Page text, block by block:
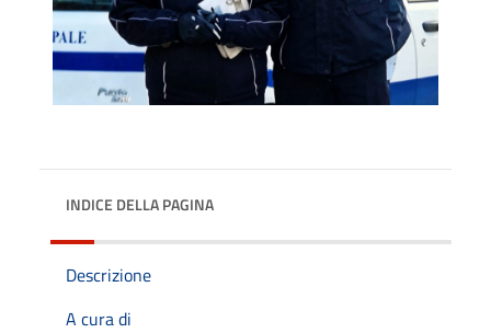
INDICE DELLA PAGINA
Descrizione
A cura di